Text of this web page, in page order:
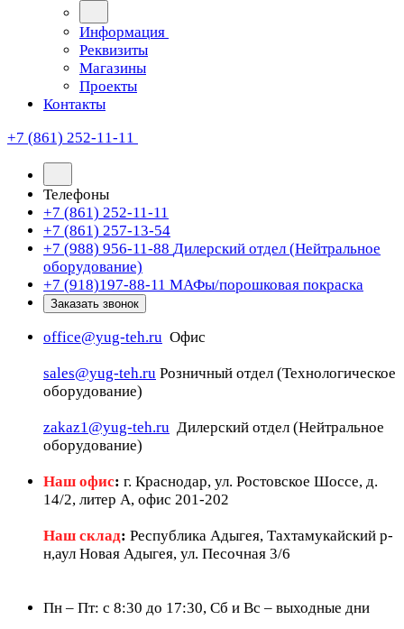
Информация
Реквизиты
Магазины
Проекты
Контакты
+7 (861) 252-11-11
Телефоны
+7 (861) 252-11-11
+7 (861) 257-13-54
+7 (988) 956-11-88 Дилерский отдел (Нейтральное
оборудование)
+7 (918)197-88-11 МАФы/порошковая покраска
Заказать звонок
office@yug-teh.ru Офис
sales@yug-teh.ru Розничный отдел (Технологическое
оборудование)
zakaz1@yug-teh.ru Дилерский отдел (Нейтральное
оборудование)
Наш офис: г. Краснодар, ул. Ростовское Шоссе, д.
14/2, литер А, офис 201-202
Наш склад: Республика Адыгея, Тахтамукайский р-
н,аул Новая Адыгея, ул. Песочная 3/6
Пн – Пт: c 8:30 до 17:30, Сб и Вс – выходные дни